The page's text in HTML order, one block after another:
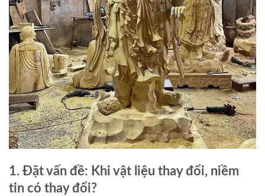
1. Đặt vấn đề: Khi vật liệu thay đổi, niềm
tin có thay đổi?